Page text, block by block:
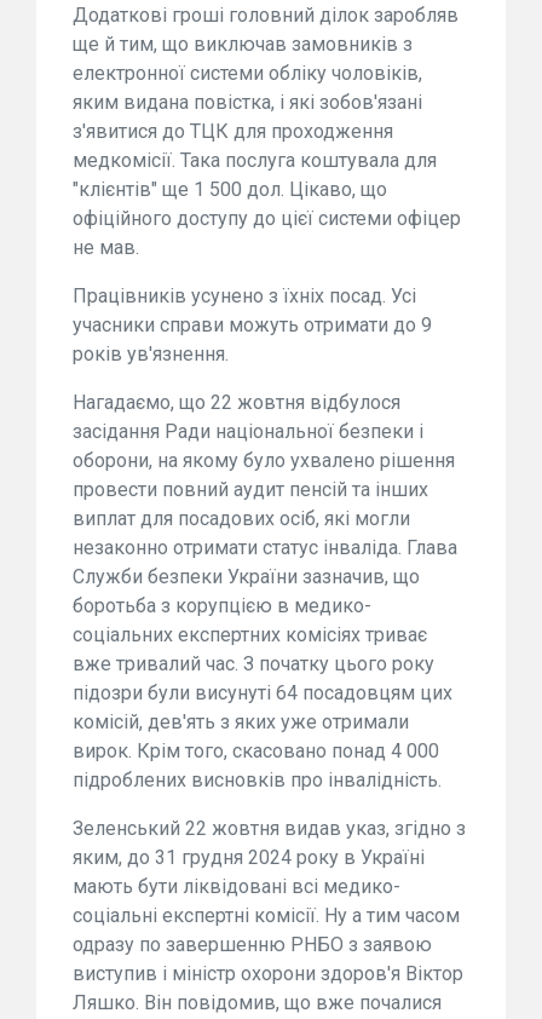
Додаткові гроші головний ділок заробляв
ще й тим, що виключав замовників з
електронної системи обліку чоловіків,
яким видана повістка, і які зобов'язані
з'явитися до ТЦК для проходження
медкомісії. Така послуга коштувала для
"клієнтів" ще 1 500 дол. Цікаво, що
офіційного доступу до цієї системи офіцер
не мав.
Працівників усунено з їхніх посад. Усі
учасники справи можуть отримати до 9
років ув'язнення.
Нагадаємо, що 22 жовтня відбулося
засідання Ради національної безпеки і
оборони, на якому було ухвалено рішення
провести повний аудит пенсій та інших
виплат для посадових осіб, які могли
незаконно отримати статус інваліда. Глава
Служби безпеки України зазначив, що
боротьба з корупцією в медико-
соціальних експертних комісіях триває
вже тривалий час. З початку цього року
підозри були висунуті 64 посадовцям цих
комісій, дев'ять з яких уже отримали
вирок. Крім того, скасовано понад 4 000
підроблених висновків про інвалідність.
Зеленський 22 жовтня видав указ, згідно з
яким, до 31 грудня 2024 року в Україні
мають бути ліквідовані всі медико-
соціальні експертні комісії. Ну а тим часом
одразу по завершенню РНБО з заявою
виступив і міністр охорони здоров'я Віктор
Ляшко. Він повідомив, що вже почалися